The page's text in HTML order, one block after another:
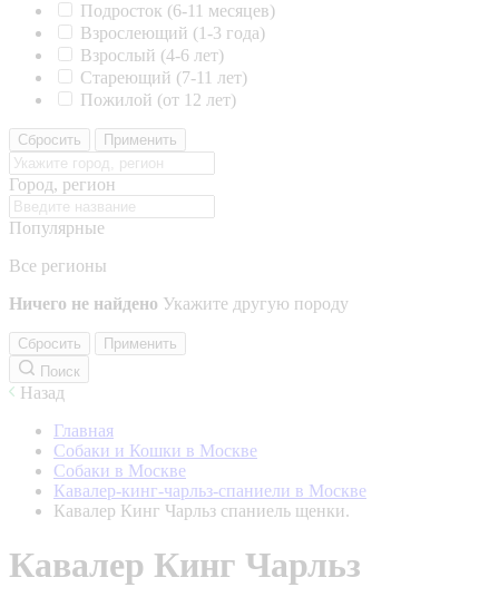
Подросток (6-11 месяцев)
Взрослеющий (1-3 года)
Взрослый (4-6 лет)
Стареющий (7-11 лет)
Пожилой (от 12 лет)
Сбросить Применить
Город, регион
Популярные
Все регионы
Ничего не найдено Укажите другую породу
Сбросить
Применить
Поиск
Назад
Главная
Собаки и Кошки в Москве
Собаки в Москве
Кавалер-кинг-чарльз-спаниели в Москве
Кавалер Кинг Чарльз спаниель щенки.
Кавалер Кинг Чарльз